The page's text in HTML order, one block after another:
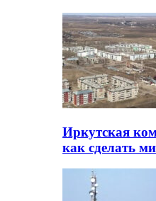
Иркутская
как сделать